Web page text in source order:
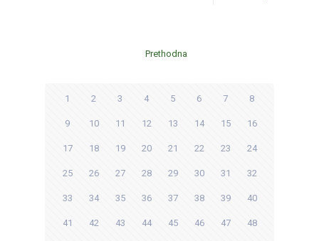
Prethodna
1 2 3 4 5 6 7 8
9 10 11 12 13 14 15 16
17 18 19 20 21 22 23 24
25 26 27 28 29 30 31 32
33 34 35 36 37 38 39 40
41 42 43 44 45 46 47 48